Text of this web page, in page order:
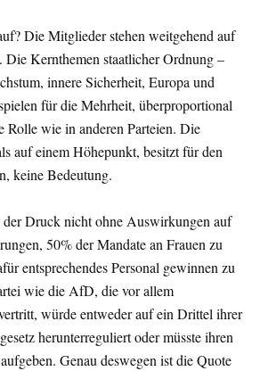
Die Mitglieder stehen weitgehend auf
Die Kernthemen staatlicher Ordnung –
innere Sicherheit, Europa und
für die Mehrheit, überproportional
Rolle wie in anderen Parteien. Die
auf einem Höhepunkt, besitzt für den
keine Bedeutung.
Druck nicht ohne Auswirkungen auf
50% der Mandate an Frauen zu
entsprechendes Personal gewinnen zu
wie die AfD, die vor allem
würde entweder auf ein Drittel ihrer
herunterreguliert oder müsste ihren
Genau deswegen ist die Quote